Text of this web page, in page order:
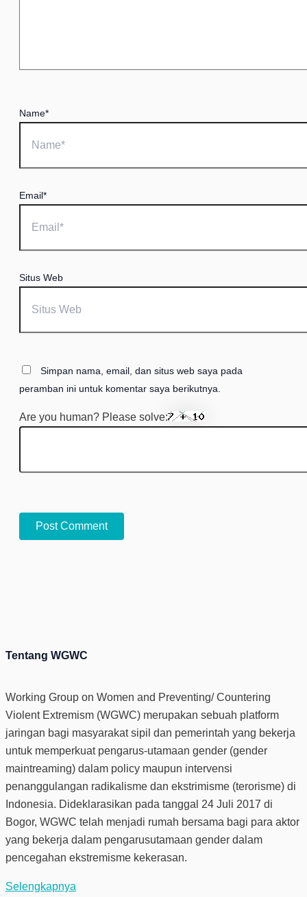
Name*
Email*
Situs Web
Simpan nama, email, dan situs web saya pada
peramban ini untuk komentar saya berikutnya.
Are you human? Please solve:
Tentang WGWC
Working Group on Women and Preventing/ Countering
Violent Extremism (WGWC) merupakan sebuah platform
jaringan bagi masyarakat sipil dan pemerintah yang bekerja
untuk memperkuat pengarus-utamaan gender (gender
maintreaming) dalam policy maupun intervensi
penanggulangan radikalisme dan ekstrimisme (terorisme) di
Indonesia. Dideklarasikan pada tanggal 24 Juli 2017 di
Bogor, WGWC telah menjadi rumah bersama bagi para aktor
yang bekerja dalam pengarusutamaan gender dalam
pencegahan ekstremisme kekerasan.
Selengkapnya